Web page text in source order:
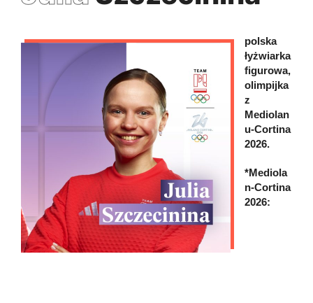
polska
łyżwiarka
figurowa,
olimpijka
z
Mediolan
u-Cortina
2026.
*Mediola
n-Cortina
2026: